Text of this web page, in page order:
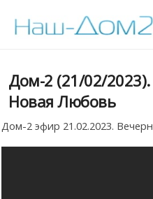
Дом-2 (21/02/
Новая Любовь
Дом-2 эфир 21.02.2023.